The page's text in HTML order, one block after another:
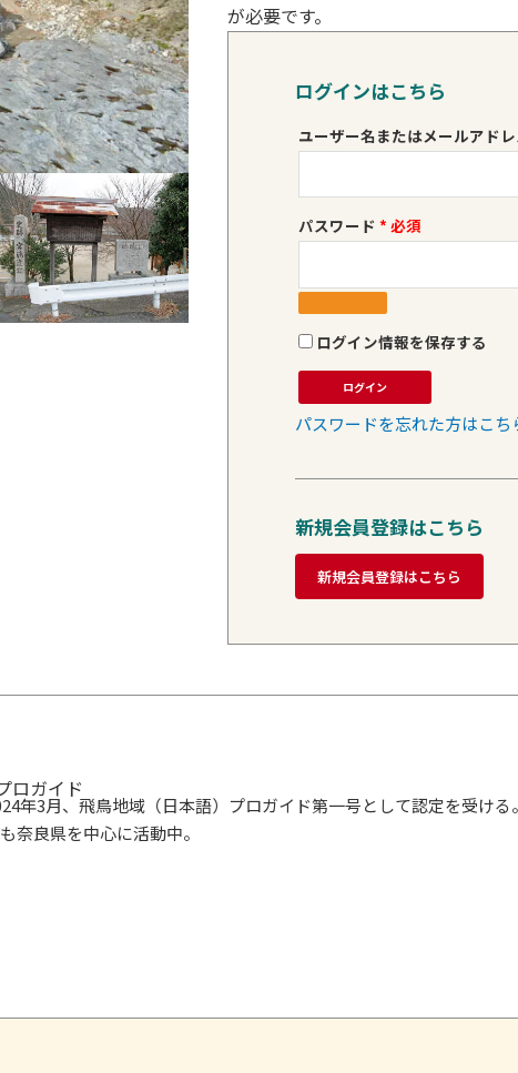
が必要です。
ログインはこちら
ユーザー名またはメールアドレ
パスワード *
ログイン情報を保存する
ログイン
パスワードを忘れた方はこち
新規会員登録はこちら
新規会員登録はこちら
ロガイド
年3月、飛鳥地域（日本語）プロガイド第一号として認定を受ける
奈良県を中心に活動中。